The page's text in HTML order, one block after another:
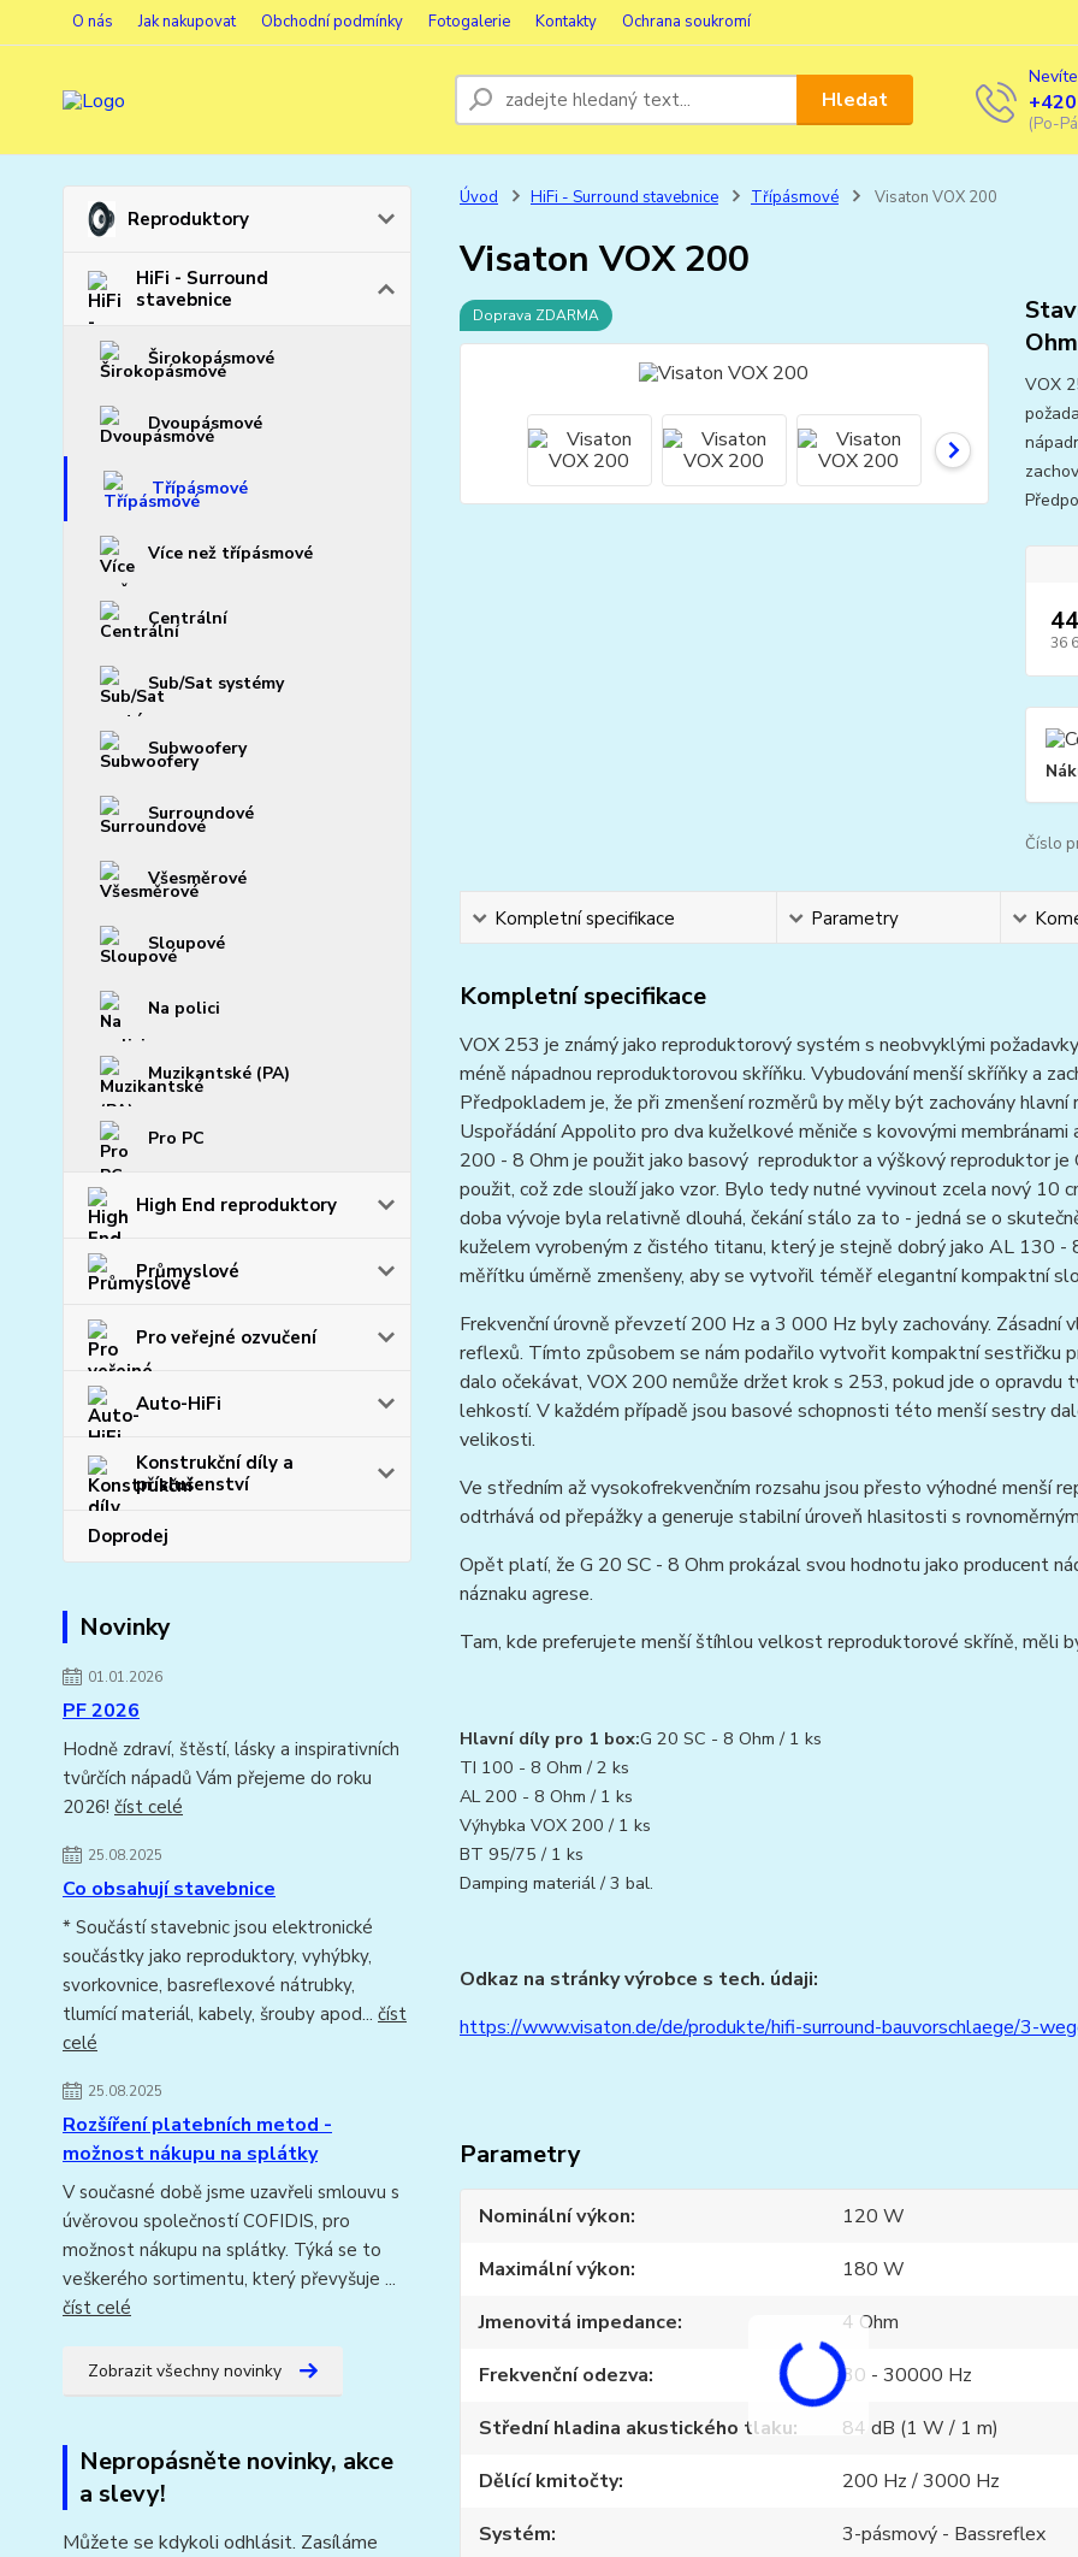
O nás Jak nakupovat Obchodní podmínky Fotogalerie Kontakty Ochrana soukromí
Hledat
(Po-
Reproduktory
HiFi - Surround
stavebnice
Širokopásmové
Dvoupásmové
Třípásmové
Více než třípásmové
Centrální
Sub/Sat systémy
Subwoofery
Surroundové
Všesměrové
Sloupové
Na polici
Muzikantské (PA)
Pro PC
High End reproduktory
Průmyslové
Pro veřejné ozvučení
Auto-HiFi
Konstrukční díly a
příslušenství
Doprodej
Novinky
01.01.2026
PF 2026
Hodně zdraví, štěstí, lásky a inspirativních
tvůrčích nápadů Vám přejeme do roku
2026! číst celé
25.08.2025
Co obsahují stavebnice
* Součástí stavebnic jsou elektronické
součástky jako reproduktory, vyhýbky,
svorkovnice, basreflexové nátrubky,
tlumící materiál, kabely, šrouby apod... číst
celé
25.08.2025
Rozšíření platebních metod -
možnost nákupu na splátky
V současné době jsme uzavřeli smlouvu s
úvěrovou společností COFIDIS, pro
možnost nákupu na splátky. Týká se to
veškerého sortimentu, který převyšuje ...
číst celé
Zobrazit všechny novinky
Nepropásněte novinky, akce
a slevy!
Můžete se kdykoli odhlásit. Zasíláme
Úvod HiFi - Surround stavebnice Třípásmové Visaton VOX 200
Visaton VOX 200
Doprava ZDARMA
VOX
36
Číslo
Kompletní specifikace Parametry
Kompletní specifikace
VOX 253 je známý jako reproduktorový systém s neobvyklými
méně nápadnou reproduktorovou skříňku. Vybudování menší skříňky a
Předpokladem je, že při zmenšení rozměrů by měly být zachovány
Uspořádání Appolito pro dva kuželkové měniče s kovovými
200 - 8 Ohm je použit jako basový reproduktor a výškový reproduktor
použit, což zde slouží jako vzor. Bylo tedy nutné vyvinout zcela nový 10
doba vývoje byla relativně dlouhá, čekání stálo za to - jedná se o
kuželem vyrobeným z čistého titanu, který je stejně dobrý jako AL 130
měřítku úměrně zmenšeny, aby se vytvořil téměř elegantní kompaktní
Frekvenční úrovně převzetí 200 Hz a 3 000 Hz byly zachovány.
reflexů. Tímto způsobem se nám podařilo vytvořit kompaktní sestřičku
dalo očekávat, VOX 200 nemůže držet krok s 253, pokud jde o
lehkostí. V každém případě jsou basové schopnosti této menší sestry
velikosti.
Ve středním až vysokofrekvenčním rozsahu jsou přesto výhodné menší
odtrhává od přepážky a generuje stabilní úroveň hlasitosti s
Opět platí, že G 20 SC - 8 Ohm prokázal svou hodnotu jako producent
náznaku agrese.
Tam, kde preferujete menší štíhlou velkost reproduktorové skříně, měli
Hlavní díly pro 1 box:G 20 SC - 8 Ohm / 1 ks
TI 100 - 8 Ohm / 2 ks
AL 200 - 8 Ohm / 1 ks
Výhybka VOX 200 / 1 ks
BT 95/75 / 1 ks
Damping materiál / 3 bal.
Odkaz na stránky výrobce s tech. údaji:
https://www.visaton.de/de/produkte/hifi-surround-bauvorschlaege/3-
Parametry
Nominální výkon
120 W
Maximální výkon
180 W
Jmenovitá impedance
4 Ohm
Frekvenční odezva
30 - 30000 Hz
Střední hladina akustického tlaku
84 dB (1 W / 1 m)
Dělící kmitočty
200 Hz / 3000 Hz
Systém
3-pásmový - Bassreflex